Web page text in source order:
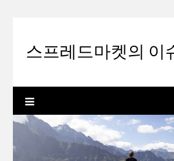
스프레드마켓의 이